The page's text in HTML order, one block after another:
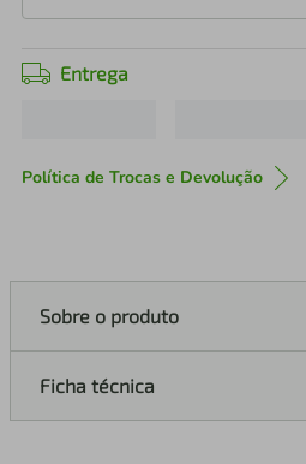
Entrega
Política de Trocas e Devolução
Sobre o produto
Ficha técnica